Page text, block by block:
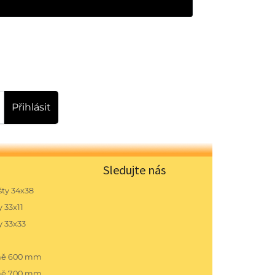
Přihlásit
34x38
33x33
600 mm
Sledujte nás